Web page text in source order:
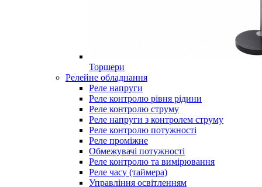
Торшери
Релейне обладнання
Реле напруги
Реле контролю рівня рідини
Реле контролю струму
Реле напруги з контролем струму
Реле контролю потужності
Реле проміжне
Обмежувачі потужності
Реле контролю та вимірювання
Реле часу (таймера)
Управління освітленням